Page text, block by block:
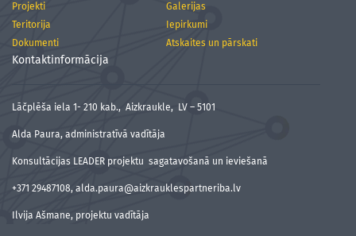
Projekti
Galerijas
Teritorija
Iepirkumi
Dokumenti
Atskaites un pārskati
Kontaktinformācija
Lāčplēša iela 1- 210 kab., Aizkraukle, LV – 5101
Alda Paura, administratīvā vadītāja
Konsultācijas LEADER projektu sagatavošanā un ieviešanā
+371 29487108, alda.paura@aizkrauklespartneriba.lv
Ilvija Ašmane, projektu vadītāja